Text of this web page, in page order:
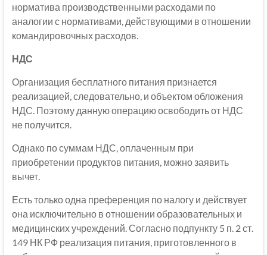
норматива производственными расходами по
аналогии с нормативами, действующими в отношении
командировочных расходов.
НДС
Организация бесплатного питания признается
реализацией, следовательно, и объектом обложения
НДС. Поэтому данную операцию освободить от НДС
не получится.
Однако по суммам НДС, оплаченным при
приобретении продуктов питания, можно заявить
вычет.
Есть только одна преференция по налогу и действует
она исключительно в отношении образовательных и
медицинских учреждений. Согласно подпункту 5 п. 2 ст.
149 НК РФ реализация питания, приготовленного в